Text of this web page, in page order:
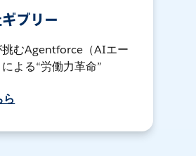
ブリー
挑むAgentforce（AIエー
よる“労働力革命”